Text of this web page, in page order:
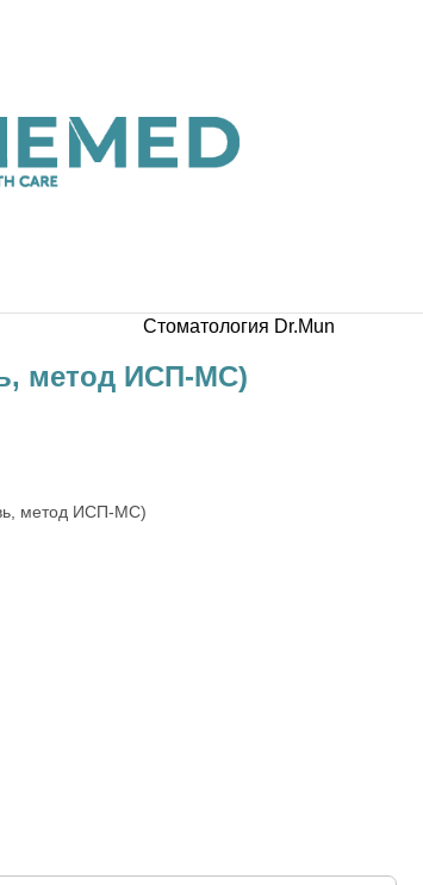
Стоматология Dr.Mun
метод ИСП-МС)
метод ИСП-МС)